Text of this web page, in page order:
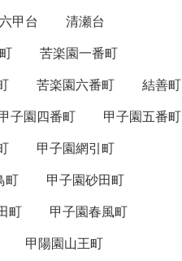
甲台
清瀬台
苦楽園一番町
苦楽園六番町
結善町
子園四番町
甲子園五番町
甲子園網引町
町
甲子園砂田町
町
甲子園春風町
甲陽園山王町